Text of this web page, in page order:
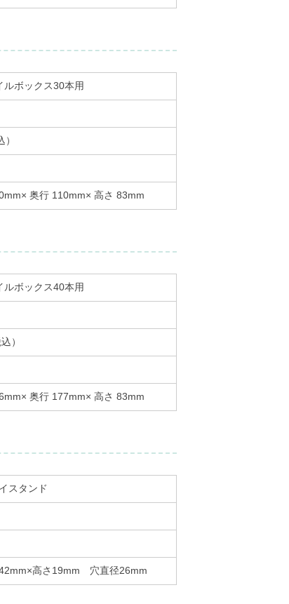
ルボックス30本用
奥行 110mm× 高さ 83mm
ルボックス40本用
）
奥行 177mm× 高さ 83mm
スタンド
高さ19mm 穴直径26mm